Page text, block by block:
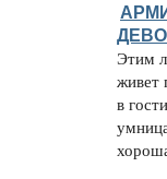
Этим
живет
в